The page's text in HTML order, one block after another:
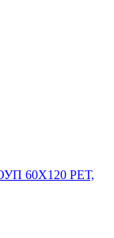
60X120 РЕТ,